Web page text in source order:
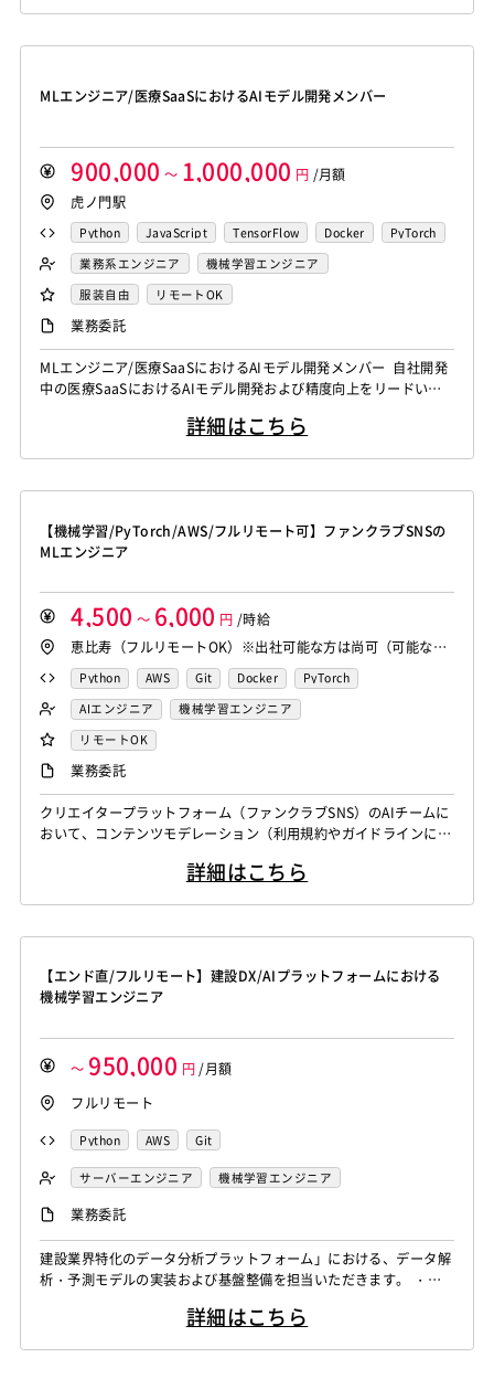
MLエンジニア/医療SaaSにおけるAIモデル開発メンバー
900,000 ～ 1,000,000 円 /月額
虎ノ門駅
Python JavaScript TensorFlow Docker
PyTorch
業務系エンジニア
機械学習エンジニア
服装自由
リモートOK
業務委託
MLエンジニア/医療SaaSにおけるAIモデル開発メンバー 自社開発
中の医療SaaSにおけるAIモデル開発および精度向上をリードいた
データの構造化・要約アルゴリズムの開発 ・最新の基盤モデル（L
イ環境...
詳細はこちら
【機械学習/PyTorch/AWS/フルリモート可】ファンクラブSNSの
MLエンジニア
4,500 ～ 6,000 円 /時給
恵比寿（フルリモートOK）※出社可能な方は尚可（可能な頻
度をご教示ください。）
Python AWS Git Docker
PyTorch
AIエンジニア
機械学習エンジニア
リモートOK
業務委託
クリエイタープラットフォーム（ファンクラブSNS）のAIチームに
おいて、コンテンツモデレーション（利用規約やガイドラインに沿
運用を担っていただくポジションです。 モデル開発・評価設計・
ルの開発・学習・評価 ...
詳細はこちら
【エンド直/フルリモート】建設DX/AIプラットフォームにおける
機械学習エンジニア
～ 950,000 円 /月額
フルリモート
Python AWS Git
サーバーエンジニア 機械学習エンジニア
業務委託
建設業界特化のデータ分析プラットフォーム」における、データ解
析・予測モデルの実装および基盤整備を担当いただきます。 ・建
ルに対する解析処理の実装 ・要件定義に基づく新機能開発、モデ
詳細はこちら